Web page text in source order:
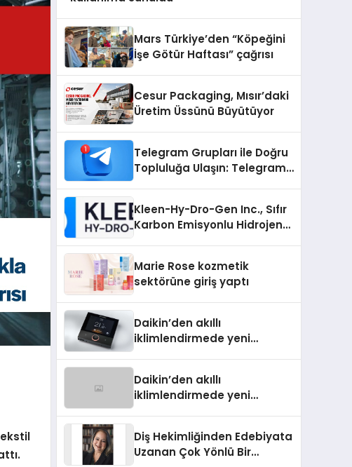
Mars Türkiye’den “Köpeğini
İşe Götür Haftası” çağrısı
Cesur Packaging, Mısır’daki
Üretim Üssünü Büyütüyor
Telegram Grupları ile Doğru
Topluluğa Ulaşın: Telegram
Kleen-Hy-Dro-Gen Inc., Sıfır
Karbon Emisyonlu Hidrojen
Aldı
Marie Rose kozmetik
sektörüne giriş yaptı
Daikin’den akıllı
iklimlendirmede yeni
Daikin’den akıllı
iklimlendirmede yeni
Diş Hekimliğinden Edebiyata
Uzanan Çok Yönlü Bir